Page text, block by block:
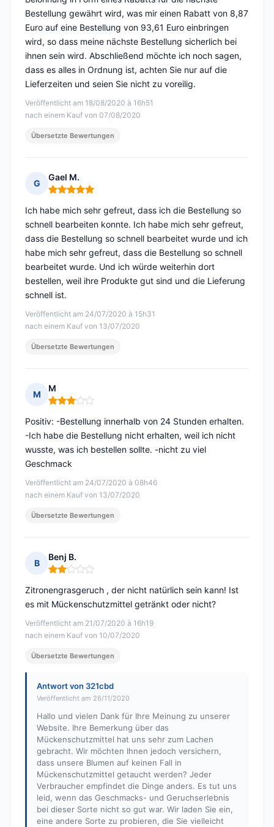
Veröffentlicht am 18/08/2020 à 16h51
nach einem Kauf von 07/08/2020
Bestellung gewährt wird, was mir einen Rabatt von 8,87
Euro auf eine Bestellung von 93,61 Euro einbringen
wird, so dass meine nächste Bestellung sicherlich bei
ihnen sein wird. Abschließend möchte ich noch sagen,
dass es alles in Ordnung ist, achten Sie nur auf die
Lieferzeiten und seien Sie nicht zu voreilig.
Übersetzte Bewertungen
G
Gael M.
Hinweis: 5 von 5
Veröffentlicht am 24/07/2020 à 15h31
nach einem Kauf von 13/07/2020
Ich habe mich sehr gefreut, dass ich die Bestellung so
schnell bearbeiten konnte. Ich habe mich sehr gefreut,
dass die Bestellung so schnell bearbeitet wurde und ich
habe mich sehr gefreut, dass die Bestellung so schnell
bearbeitet wurde. Und ich würde weiterhin dort
bestellen, weil ihre Produkte gut sind und die Lieferung
schnell ist.
Übersetzte Bewertungen
M
M
Hinweis: 3 von 5
Veröffentlicht am 24/07/2020 à 08h46
nach einem Kauf von 13/07/2020
Positiv: -Bestellung innerhalb von 24 Stunden erhalten.
-Ich habe die Bestellung nicht erhalten, weil ich nicht
wusste, was ich bestellen sollte. -nicht zu viel
Geschmack
Übersetzte Bewertungen
B
Benj B.
Hinweis: 2 von 5
Veröffentlicht am 21/07/2020 à 16h19
nach einem Kauf von 10/07/2020
Zitronengrasgeruch , der nicht natürlich sein kann! Ist
es mit Mückenschutzmittel getränkt oder nicht?
Übersetzte Bewertungen
Antwort von 321cbd
Veröffentlicht am 26/11/2020
Hallo und vielen Dank für Ihre Meinung zu unserer
Website. Ihre Bemerkung über das
Mückenschutzmittel hat uns sehr zum Lachen
gebracht. Wir möchten Ihnen jedoch versichern,
dass unsere Blumen auf keinen Fall in
Mückenschutzmittel getaucht werden? Jeder
Verbraucher empfindet die Dinge anders. Es tut uns
leid, wenn das Geschmacks- und Geruchserlebnis
bei dieser Sorte nicht so gut war. Wir laden Sie ein,
eine andere Sorte zu probieren, die Sie vielleicht